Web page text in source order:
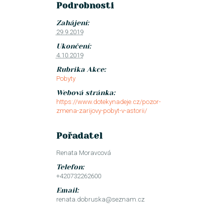
Podrobnosti
Zahájení:
29.9.2019
Ukončení:
4.10.2019
Rubrika Akce:
Pobyty
Webová stránka:
https://www.dotekynadeje.cz/pozor-
zmena-zarijovy-pobyt-v-astorii/
Pořadatel
Renata Moravcová
Telefon:
+420732262600
Email:
renata.dobruska@seznam.cz